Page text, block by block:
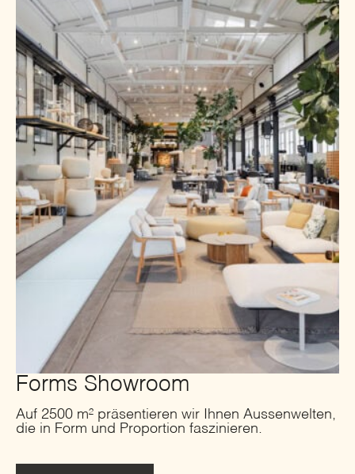
Forms Showroom
Auf 2500 m² präsentieren wir Ihnen Aussenwelten,
die in Form und Proportion faszinieren.